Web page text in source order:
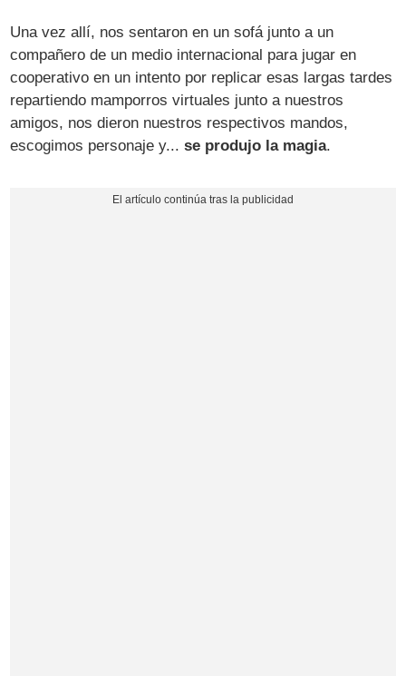
Una vez allí, nos sentaron en un sofá junto a un
compañero de un medio internacional para jugar en
cooperativo en un intento por replicar esas largas tardes
repartiendo mamporros virtuales junto a nuestros
amigos, nos dieron nuestros respectivos mandos,
escogimos personaje y...se produjo la magia.